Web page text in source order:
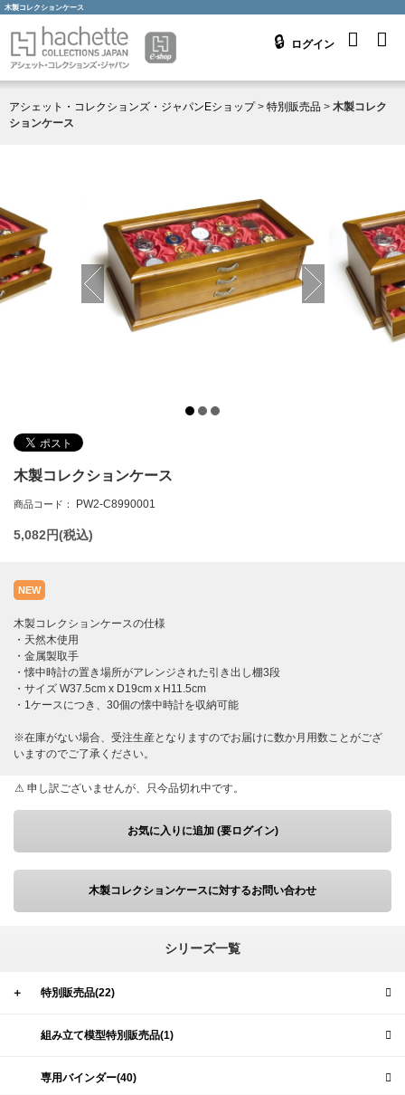
木製コレクションケース
ログイン
アシェット・コレクションズ・ジャパンEショップ> 特別販売品 > 木製コレク
ションケース
木製コレクションケース
商品コード： PW2-C8990001
5,082円(税込)
NEW
木製コレクションケースの仕様
・天然木使用
・金属製取手
・懐中時計の置き場所がアレンジされた引き出し棚3段
・サイズ W37.5cm x D19cm x H11.5cm
・1ケースにつき、30個の懐中時計を収納可能
※在庫がない場合、受注生産となりますのでお届けに数か月用数ことがござ
いますのでご了承ください。
申し訳ございませんが、只今品切れ中です。
お気に入りに追加 (要ログイン)
木製コレクションケースに対するお問い合わせ
シリーズ一覧
＋ 特別販売品(22)
組み立て模型特別販売品(1)
専用バインダー(40)